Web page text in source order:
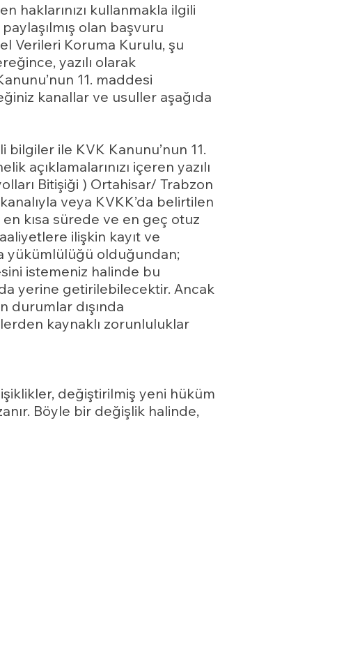
haklarınızı kullanmakla ilgili
olan başvuru
Verileri Koruma Kurulu, şu
yazılı olarak
11. maddesi
kanallar ve usuller aşağıda
bilgiler ile KVK Kanunu’nun 11.
açıklamalarınızı içeren yazılı
Bitişiği ) Ortahisar/ Trabzon
veya KVKK’da belirtilen
kısa sürede ve en geç otuz
ilişkin kayıt ve
yükümlülüğü olduğundan;
istemeniz halinde bu
yerine getirilebilecektir. Ancak
durumlar dışında
kaynaklı zorunluluklar
değiştirilmiş yeni hüküm
Böyle bir değişlik halinde,